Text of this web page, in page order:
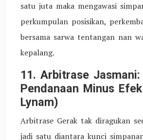
satu juta maka mengawasi
perkumpulan posisikan,
bersama sarwa tentangan nan
kepalang.
11. Arbitrase Jasmani:
Pendanaan Minus
Lynam)
Arbitrase Gerak tak diragukan
jadi satu diantara kunci